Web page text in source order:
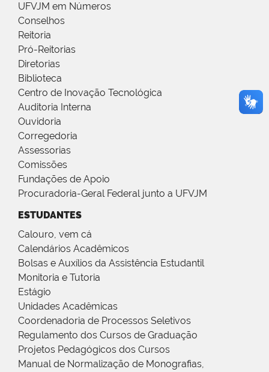
UFVJM em Números
Conselhos
Reitoria
Pró-Reitorias
Diretorias
Biblioteca
Centro de Inovação Tecnológica
Auditoria Interna
Ouvidoria
Corregedoria
Assessorias
Comissões
Fundações de Apoio
Procuradoria-Geral Federal junto a UFVJM
ESTUDANTES
Calouro, vem cá
Calendários Acadêmicos
Bolsas e Auxílios da Assistência Estudantil
Monitoria e Tutoria
Estágio
Unidades Acadêmicas
Coordenadoria de Processos Seletivos
Regulamento dos Cursos de Graduação
Projetos Pedagógicos dos Cursos
Manual de Normalização de Monografias,